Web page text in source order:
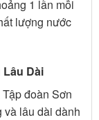
1 lần mỗi
lượng nước
Lâu Dài
Tập đoàn Sơn
và lâu dài dành